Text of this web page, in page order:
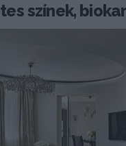
színek,